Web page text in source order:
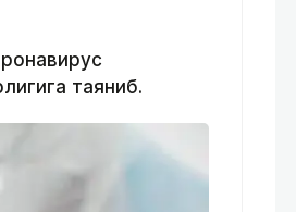
таяниб.